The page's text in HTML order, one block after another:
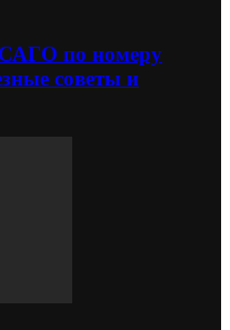
по номеру
советы и